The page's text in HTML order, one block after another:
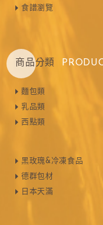
食譜瀏覽
商品分類
麵包類
乳品類
西點類
黑玫瑰&冷凍食品
德群包材
日本天滿